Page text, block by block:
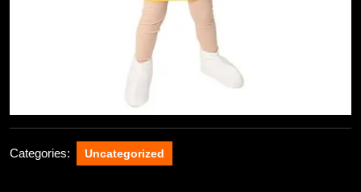
Categories: Uncategorized